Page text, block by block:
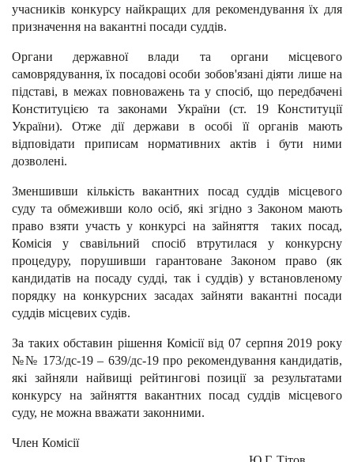
учасників конкурсу найкращих для рекомендування їх для
призначення на вакантні посади суддів.
Органи державної влади та органи місцевого
самоврядування, їх посадові особи зобов'язані діяти лише на
підставі, в межах повноважень та у спосіб, що передбачені
Конституцією та законами України (ст. 19 Конституції
України). Отже дії держави в особі її органів мають
відповідати приписам нормативних актів і бути ними
дозволені.
Зменшивши кількість вакантних посад суддів місцевого
суду та обмеживши коло осіб, які згідно з Законом мають
право взяти участь у конкурсі на зайняття таких посад,
Комісія у свавільний спосіб втрутилася у конкурсну
процедуру, порушивши гарантоване Законом право (як
кандидатів на посаду судді, так і суддів) у встановленому
порядку на конкурсних засадах зайняти вакантні посади
суддів місцевих судів.
За таких обставин рішення Комісії від 07 серпня 2019 року
№№ 173/дс-19 – 639/дс-19 про рекомендування кандидатів,
які зайняли найвищі рейтингові позиції за результатами
конкурсу на зайняття вакантних посад суддів місцевого
суду, не можна вважати законними.
Член Комісії